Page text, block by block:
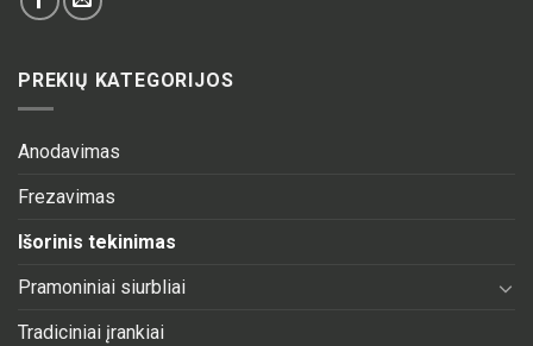
PREKIŲ KATEGORIJOS
Anodavimas
Frezavimas
Išorinis tekinimas
Pramoniniai siurbliai
Tradiciniai įrankiai